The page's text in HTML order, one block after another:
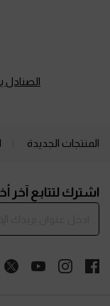
المنتجات الجديدة
اشترك لتتابع آخر